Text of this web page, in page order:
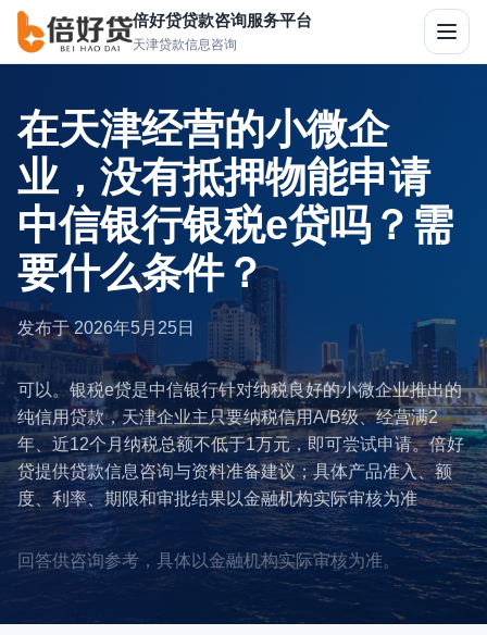
倍好贷贷款咨询服务平台
天津贷款信息咨询
切
换
在天津经营的小微企
业，没有抵押物能申请
中信银行银税e贷吗？需
要什么条件？
发布于2026年5月25日
可以。银税e贷是中信银行针对纳税良好的小微企业推出的
纯信用贷款，天津企业主只要纳税信用A/B级、经营满2
年、近12个月纳税总额不低于1万元，即可尝试申请。倍好
贷提供贷款信息咨询与资料准备建议；具体产品准入、额
度、利率、期限和审批结果以金融机构实际审核为准
回答供咨询参考，具体以金融机构实际审核为准。